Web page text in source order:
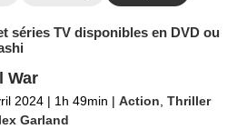
séries TV disponibles en DVD ou
War
2024 | 1h 49min | Action ,Thriller
Garland